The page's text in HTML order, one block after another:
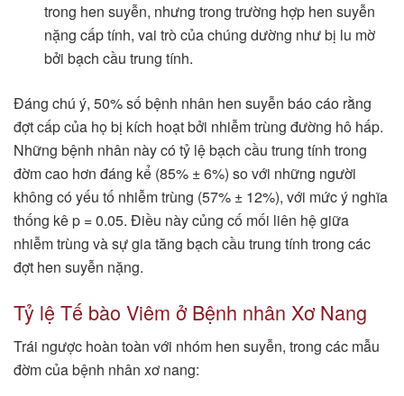
trong hen suyễn, nhưng trong trường hợp hen suyễn
nặng cấp tính, vai trò của chúng dường như bị lu mờ
bởi bạch cầu trung tính.
Đáng chú ý, 50% số bệnh nhân hen suyễn báo cáo rằng
đợt cấp của họ bị kích hoạt bởi nhiễm trùng đường hô hấp.
Những bệnh nhân này có tỷ lệ bạch cầu trung tính trong
đờm cao hơn đáng kể (85% ± 6%) so với những người
không có yếu tố nhiễm trùng (57% ± 12%), với mức ý nghĩa
thống kê p = 0.05. Điều này củng cố mối liên hệ giữa
nhiễm trùng và sự gia tăng bạch cầu trung tính trong các
đợt hen suyễn nặng.
Tỷ lệ Tế bào Viêm ở Bệnh nhân Xơ Nang
Trái ngược hoàn toàn với nhóm hen suyễn, trong các mẫu
đờm của bệnh nhân xơ nang: